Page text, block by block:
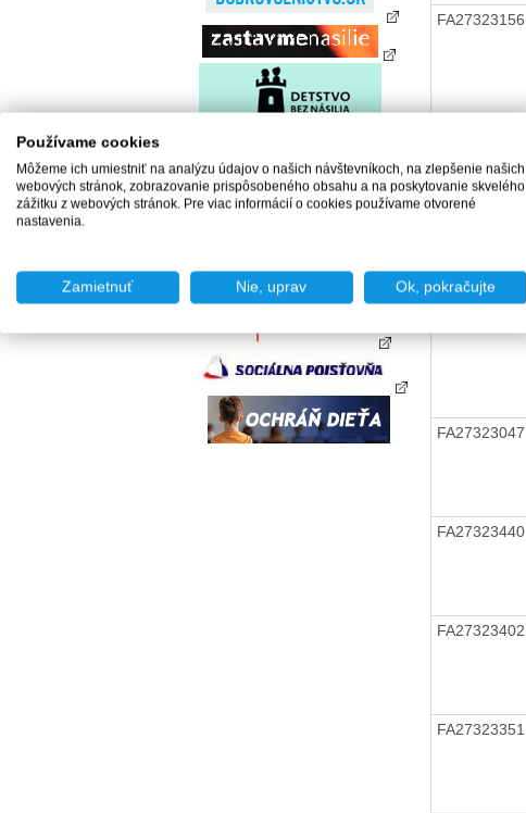
FA27323156
FA27323047
FA27323440
FA27323402
FA27323351
Používame cookies
Môžeme ich umiestniť na analýzu údajov o našich návštevníkoch, na zlepšenie našich
webových stránok, zobrazovanie prispôsobeného obsahu a na poskytovanie skvelého
zážitku z webových stránok. Pre viac informácií o cookies používame otvorené
nastavenia.
Zamietnuť Nie, uprav Ok, pokračujte